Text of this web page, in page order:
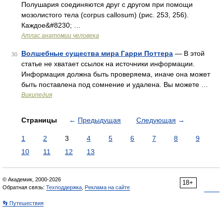
Полушария соединяются друг с другом при помощи
мозолистого тела (corpus callosum) (рис. 253, 256).
Каждое&#8230; …
Атлас анатомии человека
30 Волшебные существа мира Гарри Поттера — В этой
статье не хватает ссылок на источники информации.
Информация должна быть проверяема, иначе она может
быть поставлена под сомнение и удалена. Вы можете …
Википедия
Страницы ← Предыдущая Следующая →
1 2 3 4 5 6 7 8
9
10
11 12 13
18+
© Академик, 2000-2026
Обратная связь: Техподдержка Реклама на сайте
👣 Путешествия